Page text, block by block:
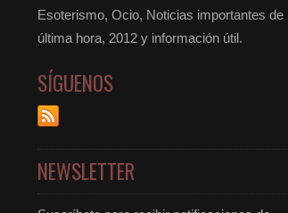
Esoterismo, Ocio, Noticias importantes de
última hora, 2012 y información útil.
SÍGUENOS
NEWSLETTER